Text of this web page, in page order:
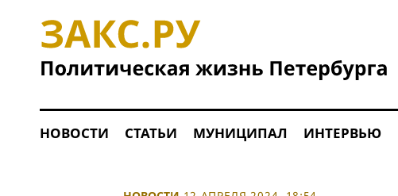
НОВОСТИ СТАТЬИ МУНИЦИПАЛ ИНТЕРВЬЮ